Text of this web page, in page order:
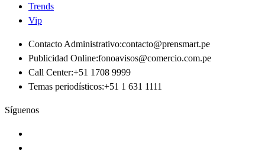
Trends
Vip
Contacto Administrativo:contacto@prensmart.pe
Publicidad Online:fonoavisos@comercio.com.pe
Call Center:+51 1708 9999
Temas periodísticos:+51 1 631 1111
Síguenos